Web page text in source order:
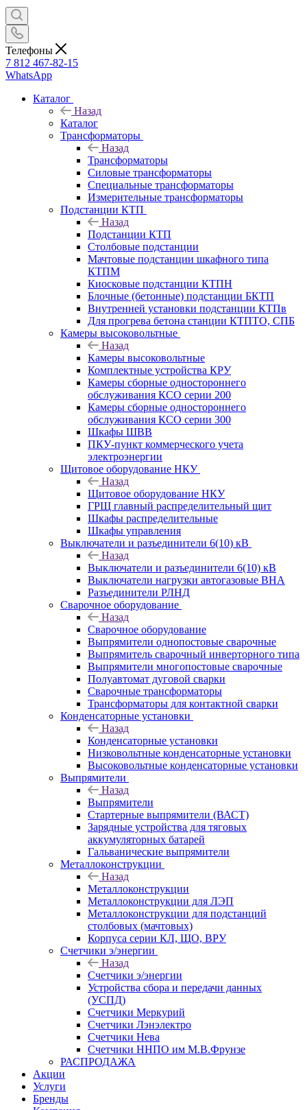
Телефоны
7 812 467-82-15
WhatsApp
Каталог
Назад
Каталог
Трансформаторы
Назад
Трансформаторы
Силовые трансформаторы
Специальные трансформаторы
Измерительные трансформаторы
Подстанции КТП
Назад
Подстанции КТП
Столбовые подстанции
Мачтовые подстанции шкафного типа
КТПМ
Киосковые подстанции КТПН
Блочные (бетонные) подстанции БКТП
Внутренней установки подстанции КТПв
Для прогрева бетона станции КТПТО, СПБ
Камеры высоковольтные
Назад
Камеры высоковольтные
Комплектные устройства КРУ
Камеры сборные одностороннего
обслуживания КСО серии 200
Камеры сборные одностороннего
обслуживания КСО серии 300
Шкафы ШВВ
ПКУ-пункт коммерческого учета
электроэнергии
Щитовое оборудование НКУ
Назад
Щитовое оборудование НКУ
ГРЩ главный распределительный щит
Шкафы распределительные
Шкафы управления
Выключатели и разъединители 6(10) кВ
Назад
Выключатели и разъединители 6(10) кВ
Выключатели нагрузки автогазовые ВНА
Разъединители РЛНД
Сварочное оборудование
Назад
Сварочное оборудование
Выпрямители однопостовые сварочные
Выпрямитель сварочный инверторного типа
Выпрямители многопостовые сварочные
Полуавтомат дуговой сварки
Сварочные трансформаторы
Трансформаторы для контактной сварки
Конденсаторные установки
Назад
Конденсаторные установки
Низковольтные конденсаторные установки
Высоковольтные конденсаторные установки
Выпрямители
Назад
Выпрямители
Стартерные выпрямители (ВАСТ)
Зарядные устройства для тяговых
аккумуляторных батарей
Гальванические выпрямители
Металлоконструкции
Назад
Металлоконструкции
Металлоконструкции для ЛЭП
Металлоконструкции для подстанций
столбовых (мачтовых)
Корпуса серии КЛ, ЩО, ВРУ
Счетчики э/энергии
Назад
Счетчики э/энергии
Устройства сбора и передачи данных
(УСПД)
Счетчики Меркурий
Счетчики Лэнэлектро
Счетчики Нева
Счетчики ННПО им М.В.Фрунзе
РАСПРОДАЖА
Акции
Услуги
Бренды